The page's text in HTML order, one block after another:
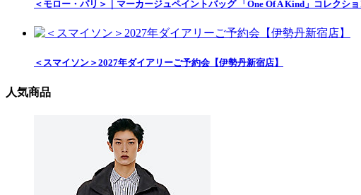
＜モロー・パリ＞｜マーカージュペイントバッグ 「One Of A Kind」コレクシ
＜スマイソン＞2027年ダイアリーご予約会【伊勢丹新宿店】
人気商品